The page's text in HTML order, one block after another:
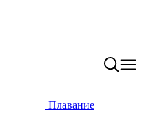
Плавание